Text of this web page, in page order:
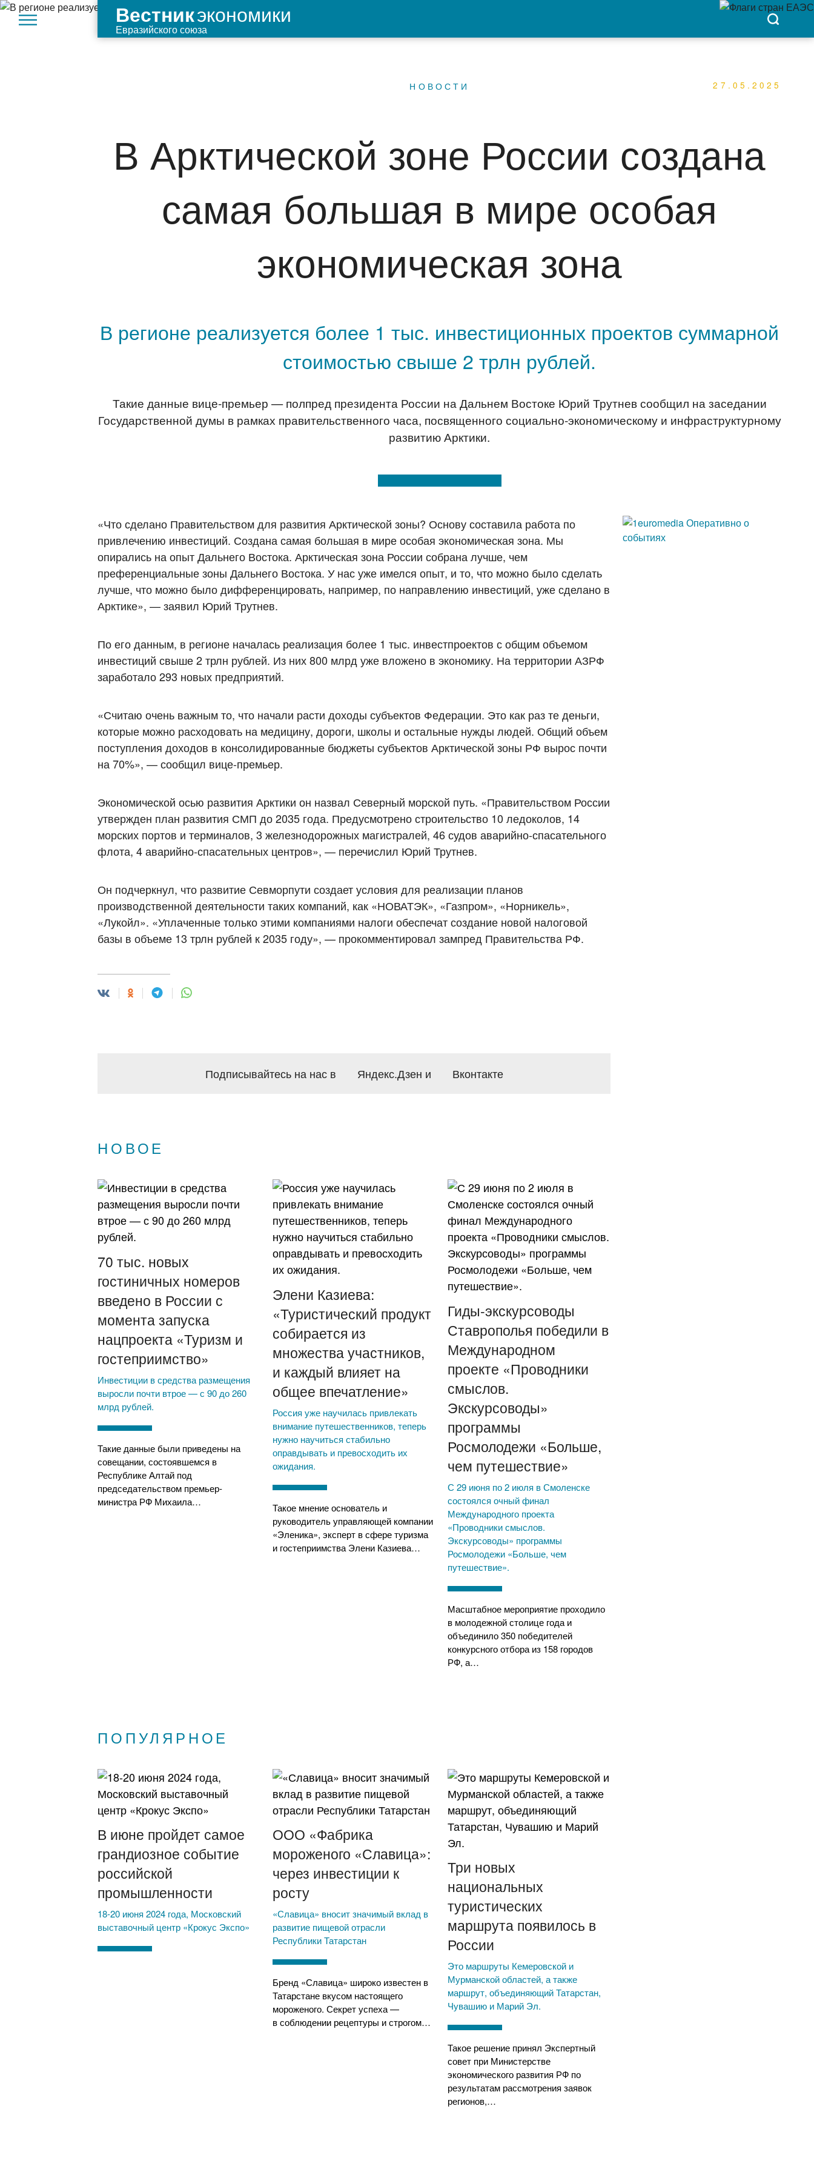
Вестникэкономики
Евразийского союза
НОВОСТИ 27.05.2025
В Арктической зоне России создана
самая большая в мире особая
экономическая зона
В регионе реализуется более 1 тыс. инвестиционных проектов суммарной
стоимостью свыше 2 трлн рублей.
Такие данные вице-премьер — полпред президента России на Дальнем Востоке Юрий Трутнев сообщил на заседании
Государственной думы в рамках правительственного часа, посвященного социально-экономическому и инфраструктурному
развитию Арктики.
«Что сделано Правительством для развития Арктической зоны? Основу составила работа по
привлечению инвестиций. Создана самая большая в мире особая экономическая зона. Мы
опирались на опыт Дальнего Востока. Арктическая зона России собрана лучше, чем
преференциальные зоны Дальнего Востока. У нас уже имелся опыт, и то, что можно было сделать
лучше, что можно было дифференцировать, например, по направлению инвестиций, уже сделано в
Арктике», — заявил Юрий Трутнев.
По его данным, в регионе началась реализация более 1 тыс. инвестпроектов с общим объемом
инвестиций свыше 2 трлн рублей. Из них 800 млрд уже вложено в экономику. На территории АЗРФ
заработало 293 новых предприятий.
«Считаю очень важным то, что начали расти доходы субъектов Федерации. Это как раз те деньги,
которые можно расходовать на медицину, дороги, школы и остальные нужды людей. Общий объем
поступления доходов в консолидированные бюджеты субъектов Арктической зоны РФ вырос почти
на 70%», — сообщил вице-премьер.
Экономической осью развития Арктики он назвал Северный морской путь. «Правительством России
утвержден план развития СМП до 2035 года. Предусмотрено строительство 10 ледоколов, 14
морских портов и терминалов, 3 железнодорожных магистралей, 46 судов аварийно-спасательного
флота, 4 аварийно-спасательных центров», — перечислил Юрий Трутнев.
Он подчеркнул, что развитие Севморпути создает условия для реализации планов
производственной деятельности таких компаний, как «НОВАТЭК», «Газпром», «Норникель»,
«Лукойл». «Уплаченные только этими компаниями налоги обеспечат создание новой налоговой
базы в объеме 13 трлн рублей к 2035 году», — прокомментировал зампред Правительства РФ.
Подписывайтесь на нас в Яндекс.Дзен и Вконтакте
НОВОЕ
70 тыс. новых
гостиничных номеров
введено в России с
момента запуска
нацпроекта «Туризм и
гостеприимство»
Инвестиции в средства размещения
выросли почти втрое — с 90 до 260
млрд рублей.
Такие данные были приведены на
совещании, состоявшемся в
Республике Алтай под
председательством премьер-
министра РФ Михаила…
Элени Казиева:
«Туристический продукт
собирается из
множества участников,
и каждый влияет на
общее впечатление»
Россия уже научилась привлекать
внимание путешественников, теперь
нужно научиться стабильно
оправдывать и превосходить их
ожидания.
Такое мнение основатель и
руководитель управляющей компании
«Эленика», эксперт в сфере туризма
и гостеприимства Элени Казиева…
Гиды-экскурсоводы
Ставрополья победили в
Международном
проекте «Проводники
смыслов.
Экскурсоводы»
программы
Росмолодежи «Больше,
чем путешествие»
С 29 июня по 2 июля в Смоленске
состоялся очный финал
Международного проекта
«Проводники смыслов.
Экскурсоводы» программы
Росмолодежи «Больше, чем
путешествие».
Масштабное мероприятие проходило
в молодежной столице года и
объединило 350 победителей
конкурсного отбора из 158 городов
РФ, а…
ПОПУЛЯРНОЕ
В июне пройдет самое
грандиозное событие
российской
промышленности
18-20 июня 2024 года, Московский
выставочный центр «Крокус Экспо»
ООО «Фабрика
мороженого «Славица»:
через инвестиции к
росту
«Славица» вносит значимый вклад в
развитие пищевой отрасли
Республики Татарстан
Бренд «Славица» широко известен в
Татарстане вкусом настоящего
мороженого. Секрет успеха —
в соблюдении рецептуры и строгом…
Три новых
национальных
туристических
маршрута появилось в
России
Это маршруты Кемеровской и
Мурманской областей, а также
маршрут, объединяющий Татарстан,
Чувашию и Марий Эл.
Такое решение принял Экспертный
совет при Министерстве
экономического развития РФ по
результатам рассмотрения заявок
регионов,…